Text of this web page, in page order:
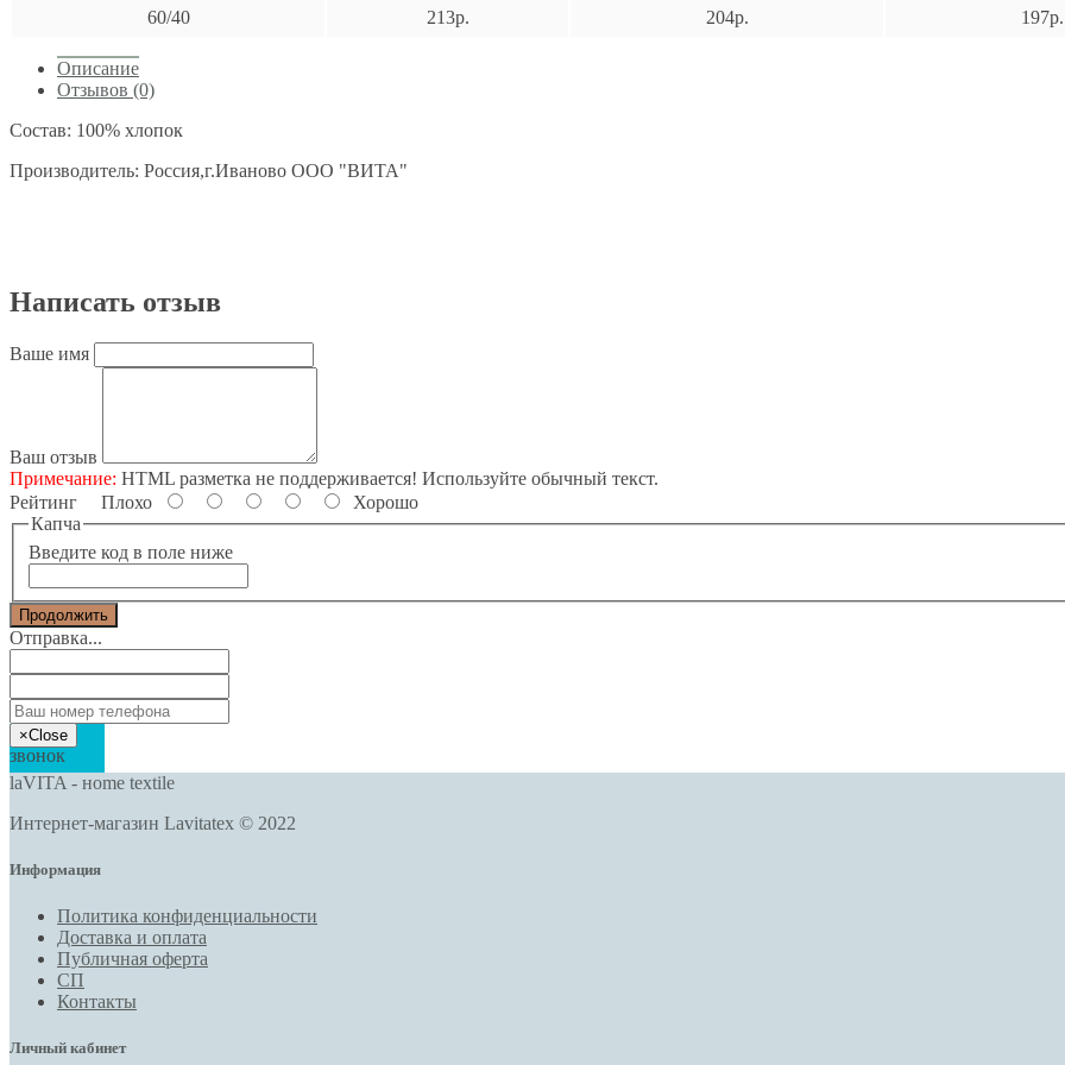
60/40 213р. 204р. 197р.
Описание
Отзывов (0)
Состав: 100% хлопок
Производитель: Россия,г.Иваново ООО "ВИТА"
Написать отзыв
Ваше имя
Ваш отзыв
Примечание: HTML разметка не поддерживается! Используйте обычный текст.
Рейтинг Плохо
Хорошо
Капча
Введите код в поле ниже
Продолжить
Отправка...
Заказать
звонок
×Close
laVITA - нome textile
Интернет-магазин Lavitatex © 2022
Информация
Политика конфиденциальности
Доставка и оплата
Публичная оферта
СП
Контакты
Личный кабинет